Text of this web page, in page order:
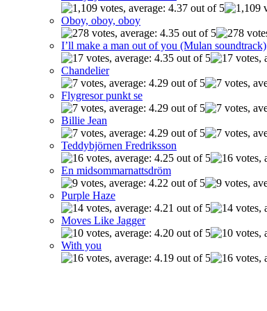
Oboy, oboy, oboy
I’ll make a man out of you (Mulan soundtrack)
Chandelier
Flygresor punkt se
Billie Jean
Teddybjörnen Fredriksson
En midsommarnattsdröm
Purple Haze
Moves Like Jagger
With you